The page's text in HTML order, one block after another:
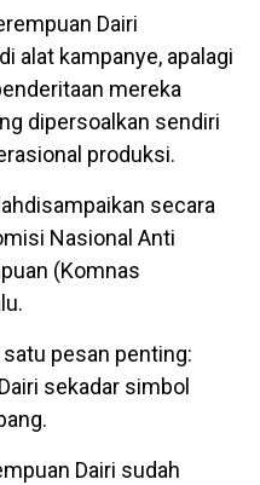
Dairi
alat kampanye, apalagi
mereka
dipersoalkan sendiri
produksi.
secara
Nasional Anti
(Komnas
pesan penting:
sekadar simbol
Dairi sudah